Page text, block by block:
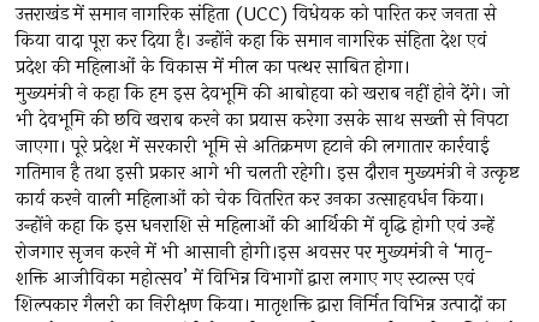
उत्तराखंड में समान नागरिक संहिता (UCC) विधेयक को पारित कर जनता से
किया वादा पूरा कर दिया है। उन्होंने कहा कि समान नागरिक संहिता देश एवं
प्रदेश की महिलाओं के विकास में मील का पत्थर साबित होगा।
मुख्यमंत्री ने कहा कि हम इस देवभूमि की आबोहवा को खराब नहीं होने देंगे। जो
भी देवभूमि की छवि खराब करने का प्रयास करेगा उसके साथ सख्ती से निपटा
जाएगा। पूरे प्रदेश में सरकारी भूमि से अतिक्रमण हटाने की लगातार कार्रवाई
गतिमान है तथा इसी प्रकार आगे भी चलती रहेगी। इस दौरान मुख्यमंत्री ने उत्कृष्ट
कार्य करने वाली महिलाओं को चेक वितरित कर उनका उत्साहवर्धन किया।
उन्होंने कहा कि इस धनराशि से महिलाओं की आर्थिकी में वृद्धि होगी एवं उन्हें
रोजगार सृजन करने में भी आसानी होगी।इस अवसर पर मुख्यमंत्री ने ‘मातृ-
शक्ति आजीविका महोत्सव’ में विभिन्न विभागों द्वारा लगाए गए स्टाल्स एवं
शिल्पकार गैलरी का निरीक्षण किया। मातृशक्ति द्वारा निर्मित विभिन्न उत्पादों का